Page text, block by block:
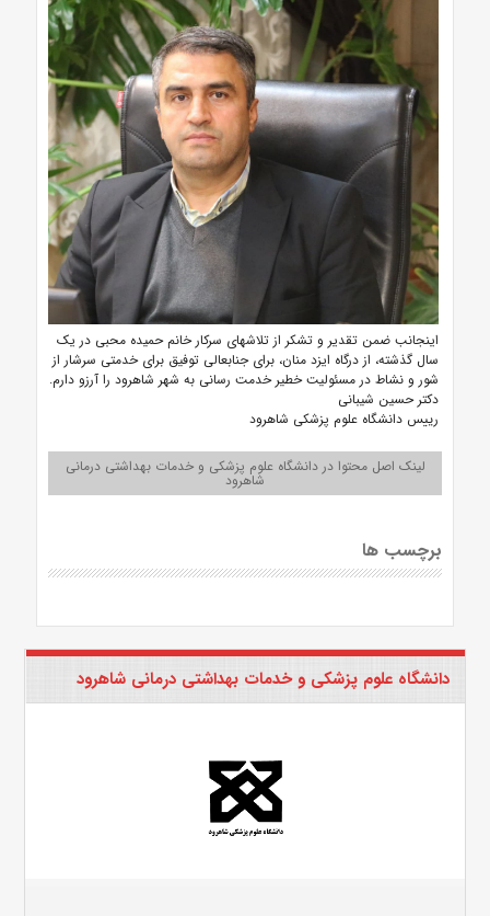
اینجانب ضمن تقدیر و تشکر از تلاشهای سرکار خانم حمیده محبی در یک
سال گذشته، از درگاه ایزد منان، برای جنابعالی توفیق برای خدمتی سرشار از
شور و نشاط در مسئولیت خطیر خدمت رسانی به شهر شاهرود را آرزو دارم.
دکتر حسین شیبانی
رییس دانشگاه علوم پزشکی شاهرود
لینک اصل محتوا در دانشگاه علوم پزشکی و خدمات بهداشتی درمانی
شاهرود
برچسب ها
دانشگاه علوم پزشکی و خدمات بهداشتی درمانی شاهرود